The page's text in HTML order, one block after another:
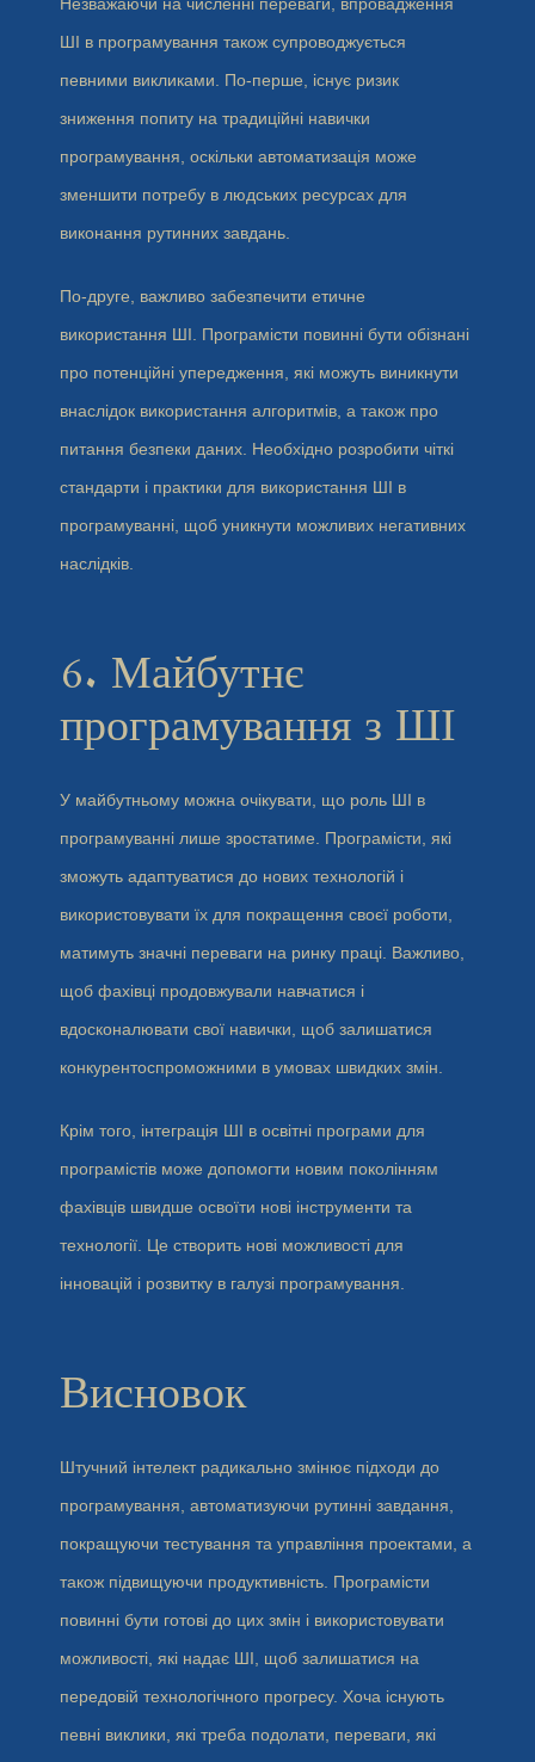
ШІ в програмування також супроводжується
певними викликами. По-перше, існує ризик
зниження попиту на традиційні навички
програмування, оскільки автоматизація може
зменшити потребу в людських ресурсах для
виконання рутинних завдань.
По-друге, важливо забезпечити етичне
використання ШІ. Програмісти повинні бути обізнані
про потенційні упередження, які можуть виникнути
внаслідок використання алгоритмів, а також про
питання безпеки даних. Необхідно розробити чіткі
стандарти і практики для використання ШІ в
програмуванні, щоб уникнути можливих негативних
наслідків.
6. Майбутнє
програмування з ШІ
У майбутньому можна очікувати, що роль ШІ в
програмуванні лише зростатиме. Програмісти, які
зможуть адаптуватися до нових технологій і
використовувати їх для покращення своєї роботи,
матимуть значні переваги на ринку праці. Важливо,
щоб фахівці продовжували навчатися і
вдосконалювати свої навички, щоб залишатися
конкурентоспроможними в умовах швидких змін.
Крім того, інтеграція ШІ в освітні програми для
програмістів може допомогти новим поколінням
фахівців швидше освоїти нові інструменти та
технології. Це створить нові можливості для
інновацій і розвитку в галузі програмування.
Висновок
Штучний інтелект радикально змінює підходи до
програмування, автоматизуючи рутинні завдання,
покращуючи тестування та управління проектами, а
також підвищуючи продуктивність. Програмісти
повинні бути готові до цих змін і використовувати
можливості, які надає ШІ, щоб залишатися на
передовій технологічного прогресу. Хоча існують
певні виклики, які треба подолати, переваги, які